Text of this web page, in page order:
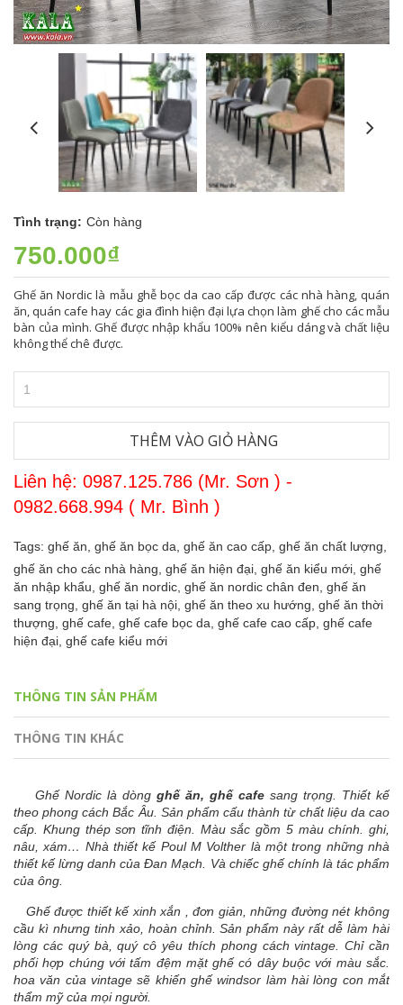
Tình trạng: Còn hàng
750.000₫
Ghế ăn Nordic là mẫu ghễ bọc da cao cấp được các nhà hàng, quán
ăn, quán cafe hay các gia đình hiện đại lựa chọn làm ghế cho các mẫu
bàn của mình. Ghế được nhập khẩu 100% nên kiểu dáng và chất liệu
không thể chê được.
THÊM VÀO GIỎ HÀNG
Liên hệ: 0987.125.786 (Mr. Sơn ) -
0982.668.994 ( Mr. Bình )
Tags: ghế ăn, ghế ăn bọc da, ghế ăn cao cấp, ghế ăn chất lượng,
ghế ăn cho các nhà hàng, ghế ăn hiện đại, ghế ăn kiểu mới, ghế
ăn nhập khẩu, ghế ăn nordic, ghế ăn nordic chân đen, ghế ăn
sang trọng, ghế ăn tại hà nội, ghế ăn theo xu hướng, ghế ăn thời
thượng, ghế cafe, ghế cafe bọc da, ghế cafe cao cấp, ghế cafe
hiện đại, ghế cafe kiểu mới
THÔNG TIN SẢN PHẨM
THÔNG TIN KHÁC
Ghế Nordic là dòng ghế ăn, ghế cafe sang trọng. Thiết kế
theo phong cách Bắc Âu. Sản phẩm cấu thành từ chất liệu da cao
cấp. Khung thép sơn tĩnh điện. Màu sắc gồm 5 màu chính. ghi,
nâu, xám… Nhà thiết kế Poul M Volther là một trong những nhà
thiết kế lừng danh của Đan Mạch. Và chiếc ghế chính là tác phẩm
của ông.
Ghế được thiết kế xinh xắn , đơn giản, những đường nét không
cầu kì nhưng tinh xảo, hoàn chỉnh. Sản phẩm này rất dễ làm hài
lòng các quý bà, quý cô yêu thích phong cách vintage. Chỉ cần
phối hợp chúng với tấm đệm mặt ghế có dây buộc với màu sắc.
hoa văn của vintage sẽ khiến ghế windsor làm hài lòng con mắt
thẩm mỹ của mọi người.